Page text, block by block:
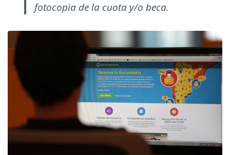
fotocopia de la cuota y/o beca.